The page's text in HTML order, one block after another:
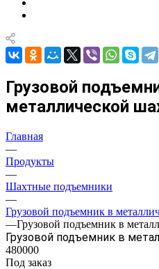
Грузовой
металлической
Главная
—
Продукты
—
Шахтные подъемники
—
Грузовой подъемник в
—Грузовой подъемник в
Грузовой подъемник в
480000
Под заказ